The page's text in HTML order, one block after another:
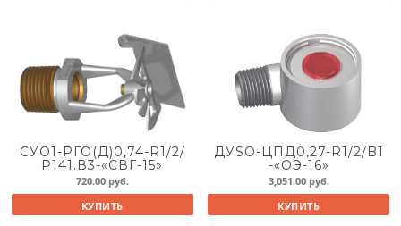
СУО1-РГО(Д)0,74-R1/2/
Р141.В3-«СВГ-15»
720.00 руб.
КУПИТЬ
ДУSO-ЦПД0,27-R1/2/B1
-«ОЭ-16»
3,051.00 руб.
КУПИТЬ